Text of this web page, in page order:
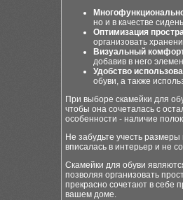
но и в качестве
Оптимизация
организовать
Визуальный
добавив в него
Удобство
обуви, а также
При выборе скамейки для
чтобы она сочеталась с
особенности - наличие
Не забудьте учесть
вписалась в интерьер и не
Скамейки для обуви
позволяя организовать
прекрасно сочетают в себе
вашем доме.